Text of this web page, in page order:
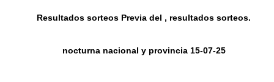
Resultados sorteos Previa del , resultados sorteos.
nocturna nacional y provincia 15-07-25